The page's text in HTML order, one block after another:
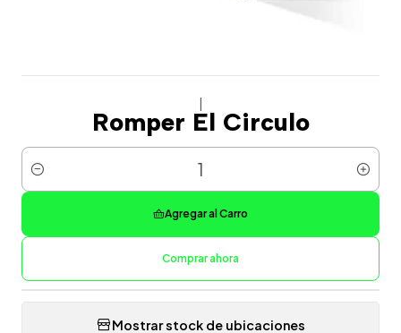
Romper El Circulo
Cantidad
Agregar al Carro
Comprar ahora
Mostrar stock de ubicaciones